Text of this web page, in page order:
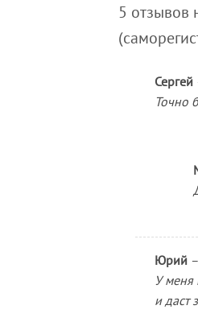
5 отзывов
Сергей
Точно
Юрий –
У меня
и даст